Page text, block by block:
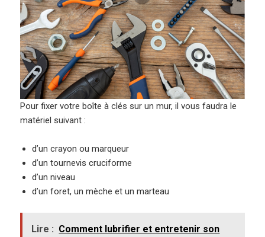
Pour fixer votre boîte à clés sur un mur, il vous faudra le
matériel suivant :
d’un crayon ou marqueur
d’un tournevis cruciforme
d’un niveau
d’un foret, un mèche et un marteau
Lire : Comment lubrifier et entretenir son